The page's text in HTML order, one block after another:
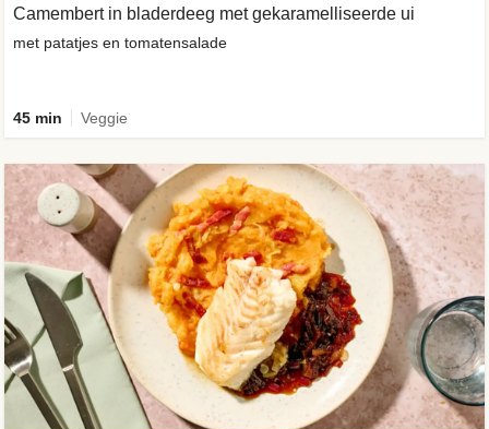
Camembert in bladerdeeg met gekaramelliseerde ui
met patatjes en tomatensalade
45 min Veggie